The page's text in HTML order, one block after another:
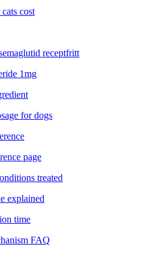
cost
receptfritt
1mg
for dogs
page
treated
explained
time
FAQ